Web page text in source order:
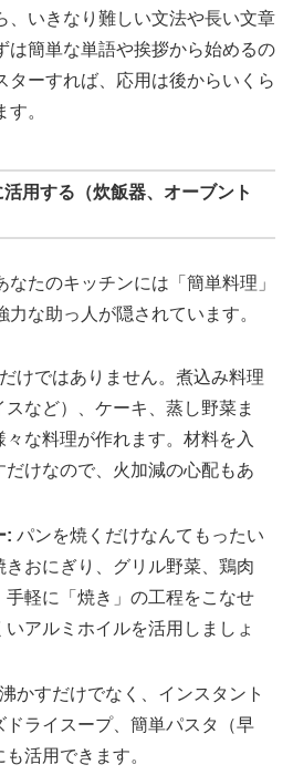
、いきなり難しい文法や長い文章
は簡単な単語や挨拶から始めるの
ターすれば、応用は後からいくら
。
用する（炊飯器、オーブント
たのキッチンには「簡単料理」
な助っ人が隠されています。
けではありません。煮込み料理
スなど）、ケーキ、蒸し野菜ま
な料理が作れます。材料を入
だけなので、火加減の心配もあ
: パンを焼くだけなんてもったい
きおにぎり、グリル野菜、鶏肉
手軽に「焼き」の工程をこなせ
いアルミホイルを活用しましょ
かすだけでなく、インスタント
ドライスープ、簡単パスタ（早
活用できます。